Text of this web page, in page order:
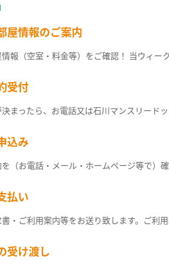
屋情報のご案内
報（空室・料金等）をご確認！ 当ウィー
受付
まったら、お電話又は石川マンスリード
込み
（お電話・メール・ホームページ等で）
払い
・ご利用案内等をお送り致します。ご利
受け渡し